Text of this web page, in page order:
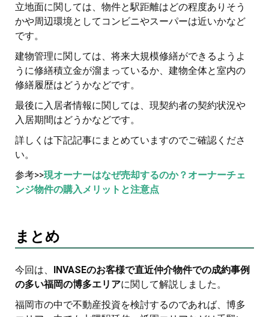
立地面に関しては、物件と駅距離はどの程度ありそう
かや周辺環境としてコンビニやスーパーは近いかなど
です。
建物管理に関しては、将来大規模修繕ができるようよ
うに修繕積立金が溜まっているか、建物全体と室内の
修繕履歴はどうかなどです。
最後に入居者情報に関しては、現契約者の契約状況や
入居期間はどうかなどです。
詳しくは下記記事にまとめていますのでご確認くださ
い。
参考>>現オーナーはなぜ売却するのか？オーナーチェ
ンジ物件の購入メリットと注意点
まとめ
今回は、 INVASEのお客様で直近仲介物件での成約事例
の多い福岡の博多エリアに関して解説しました。
福岡市の中で不動産投資を検討するのであれば、博多